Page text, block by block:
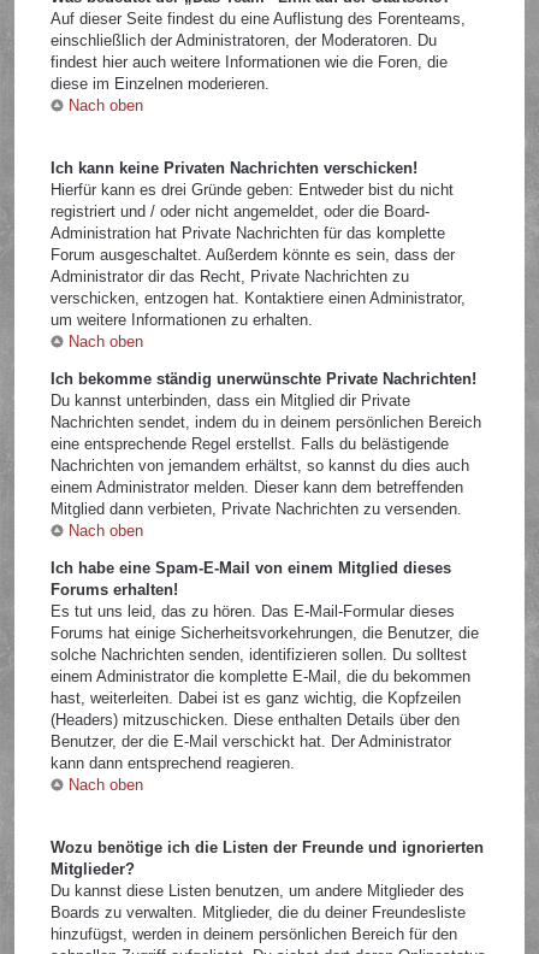
Auf dieser Seite findest du eine Auflistung des Forenteams,
einschließlich der Administratoren, der Moderatoren. Du
findest hier auch weitere Informationen wie die Foren, die
diese im Einzelnen moderieren.
Nach oben
Ich kann keine Privaten Nachrichten verschicken!
Hierfür kann es drei Gründe geben: Entweder bist du nicht
registriert und / oder nicht angemeldet, oder die Board-
Administration hat Private Nachrichten für das komplette
Forum ausgeschaltet. Außerdem könnte es sein, dass der
Administrator dir das Recht, Private Nachrichten zu
verschicken, entzogen hat. Kontaktiere einen Administrator,
um weitere Informationen zu erhalten.
Nach oben
Ich bekomme ständig unerwünschte Private Nachrichten!
Du kannst unterbinden, dass ein Mitglied dir Private
Nachrichten sendet, indem du in deinem persönlichen Bereich
eine entsprechende Regel erstellst. Falls du belästigende
Nachrichten von jemandem erhältst, so kannst du dies auch
einem Administrator melden. Dieser kann dem betreffenden
Mitglied dann verbieten, Private Nachrichten zu versenden.
Nach oben
Ich habe eine Spam-E-Mail von einem Mitglied dieses
Forums erhalten!
Es tut uns leid, das zu hören. Das E-Mail-Formular dieses
Forums hat einige Sicherheitsvorkehrungen, die Benutzer, die
solche Nachrichten senden, identifizieren sollen. Du solltest
einem Administrator die komplette E-Mail, die du bekommen
hast, weiterleiten. Dabei ist es ganz wichtig, die Kopfzeilen
(Headers) mitzuschicken. Diese enthalten Details über den
Benutzer, der die E-Mail verschickt hat. Der Administrator
kann dann entsprechend reagieren.
Nach oben
Wozu benötige ich die Listen der Freunde und ignorierten
Mitglieder?
Du kannst diese Listen benutzen, um andere Mitglieder des
Boards zu verwalten. Mitglieder, die du deiner Freundesliste
hinzufügst, werden in deinem persönlichen Bereich für den